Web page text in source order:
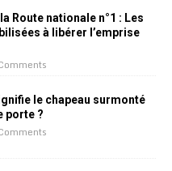
Route nationale n°1 : Les
à libérer l’emprise
le chapeau surmonté
porte ?